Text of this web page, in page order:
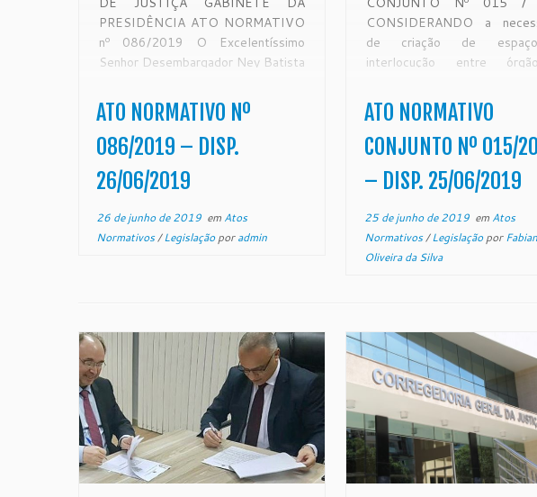
PRESIDÊNCIA ATO NORMATIVO
nº 086/2019 O Excelentíssimo
Senhor Desembargador Ney Batista
do Egrégio Tribunal de Justiça do
Estado do Espírito Santo, no uso de
suas atribuições legais,
CONSIDERANDO o teor do
expediente protocolado neste
ATO NORMATIVO Nº
086/2019 – DISP.
26/06/2019
26 de junho de 2019 em Atos
Normativos/Legislaçãoporadmin
CONSIDERANDO a
de criação de
interlocução entre
de políticas públicas
violência doméstica e familiar
a mulher no âmbito do
Vitória. CONSIDERANDO
ATO NORMATIVO
CONJUNTO Nº 015/
– DISP. 25/06/2019
25 de junho de 2019em Atos
Normativos/Legislaçãopor
Oliveira da Silva